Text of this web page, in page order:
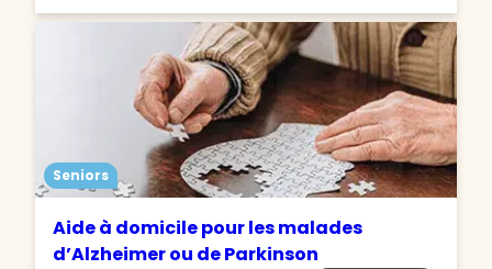
Seniors
Aide à domicile pour les malades
d’Alzheimer ou de Parkinson